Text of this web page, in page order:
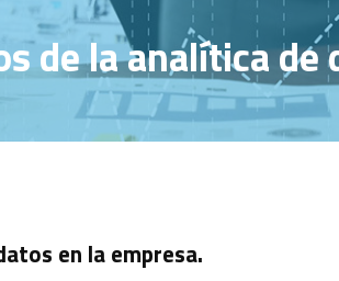
de la analítica de
en la empresa.